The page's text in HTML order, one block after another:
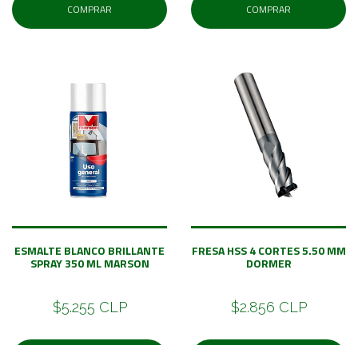
COMPRAR COMPRAR
ESMALTE BLANCO BRILLANTE
SPRAY 350 ML MARSON
$5.255 CLP
FRESA HSS 4 CORTES 5.50 MM
DORMER
$2.856 CLP